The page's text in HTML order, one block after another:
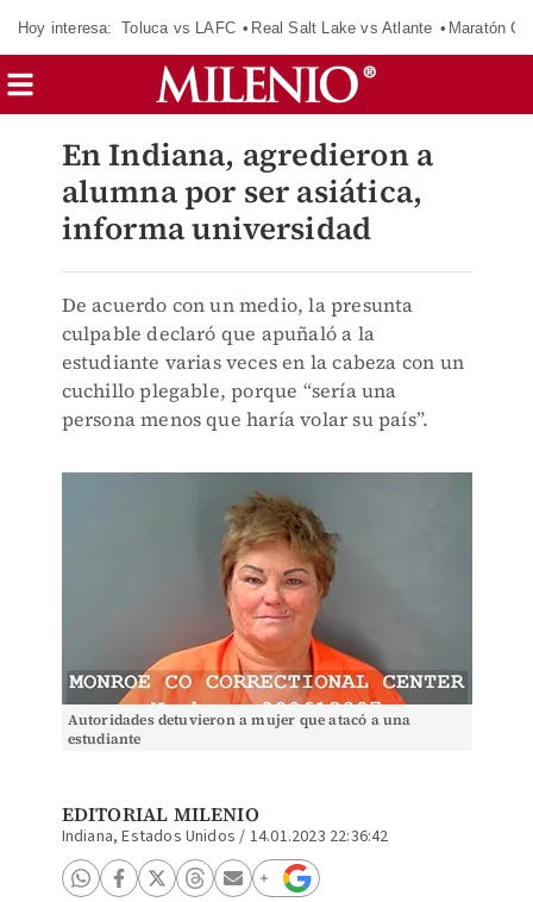
Hoy interesa: Toluca vs LAFC Real Salt Lake vs Atlante Maratón
En Indiana, agredieron a
alumna por ser asiática,
informa universidad
De acuerdo con un medio, la presunta
culpable declaró que apuñaló a la
estudiante varias veces en la cabeza con un
cuchillo plegable, porque “sería una
persona menos que haría volar su país”.
Autoridades detuvieron a mujer que atacó a una
estudiante
EDITORIAL MILENIO
Indiana, Estados Unidos / 14.01.2023 22:36:42